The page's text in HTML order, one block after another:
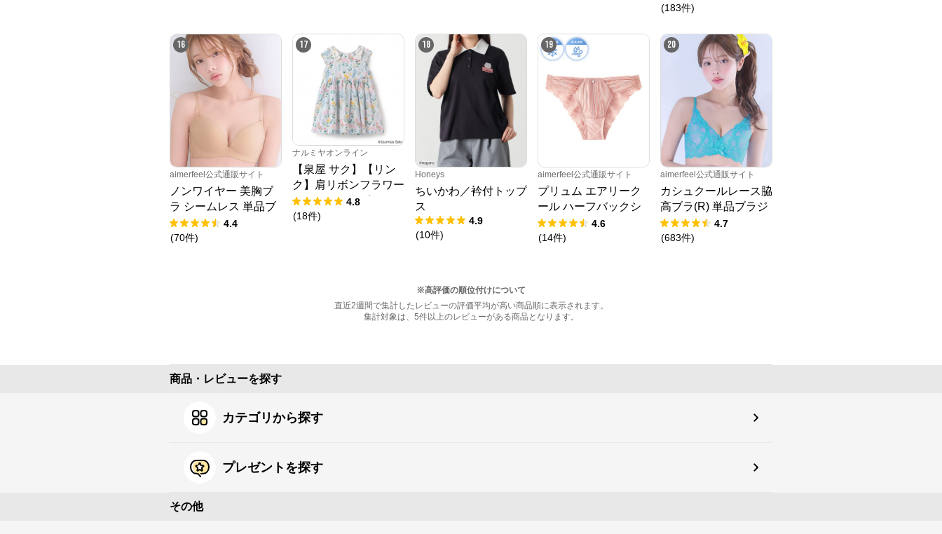
(183件)
16
aimerfeel公式通販サイト
ノンワイヤー 美胸ブ
ラ シームレス 単品ブ
ラジャー
4.4
(70件)
17
ナルミヤオンライン
【泉屋 サク】【リン
ク】肩リボンフラワー
キャットワンピース
4.8
(18件)
18
Honeys
ちいかわ／衿付トップ
ス
4.9
(10件)
19
aimerfeel公式通販サイト
プリュム エアリーク
ール ハーフバックシ
ョーツ
4.6
(14件)
20
aimerfeel公式通販サイト
カシュクールレース脇
高ブラ(R) 単品ブラジ
ャー
4.7
(683件)
※高評価の順位付けについて
直近2週間で集計したレビューの評価平均が高い商品順に表示されます。
集計対象は、5件以上のレビューがある商品となります。
商品・レビューを探す
カテゴリから探す
プレゼントを探す
その他